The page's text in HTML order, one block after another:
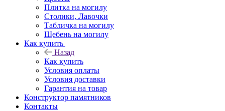
Плитка на могилу
Столики, Лавочки
Табличка на могилу
Щебень на могилу
Как купить
Назад
Как купить
Условия оплаты
Условия доставки
Гарантия на товар
Конструктор памятников
Контакты